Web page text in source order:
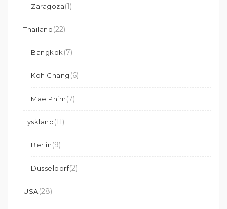
Zaragoza(1)
Thailand(22)
Bangkok (7)
Koh Chang (6)
Mae Phim(7)
Tyskland(11)
Berlin(9)
Dusseldorf(2)
USA(28)